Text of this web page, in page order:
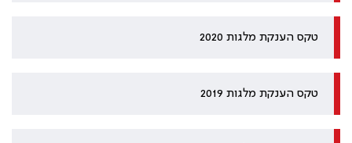
טקס הענקת מלגות 2020
טקס הענקת מלגות 2019